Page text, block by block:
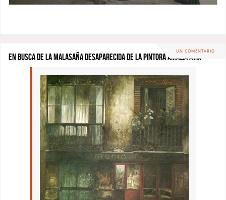
UN COMENTARIO
En busca de la Malasaña desaparecida de la pintora Amalia Avia